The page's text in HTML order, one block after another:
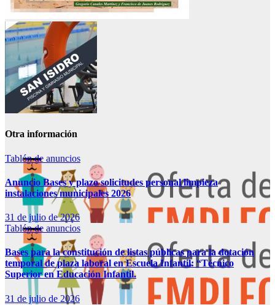
Otra información
Tablón de anuncios
Anuncio Bases y plazo solicitudes personal limpieza
instalaciones municipales 2026
31 de julio de 2026
Tablón de anuncios
Bases para la constitución de listas públicas para la dotación
temporal de plaza laboral en Escuela Infantil: “Técnico
Superior en Educación Infantil.
31 de julio de 2026